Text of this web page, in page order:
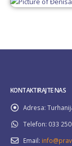
KONTAKTIRAJTE NAS
Adresa:
Telefon: 033
Email: